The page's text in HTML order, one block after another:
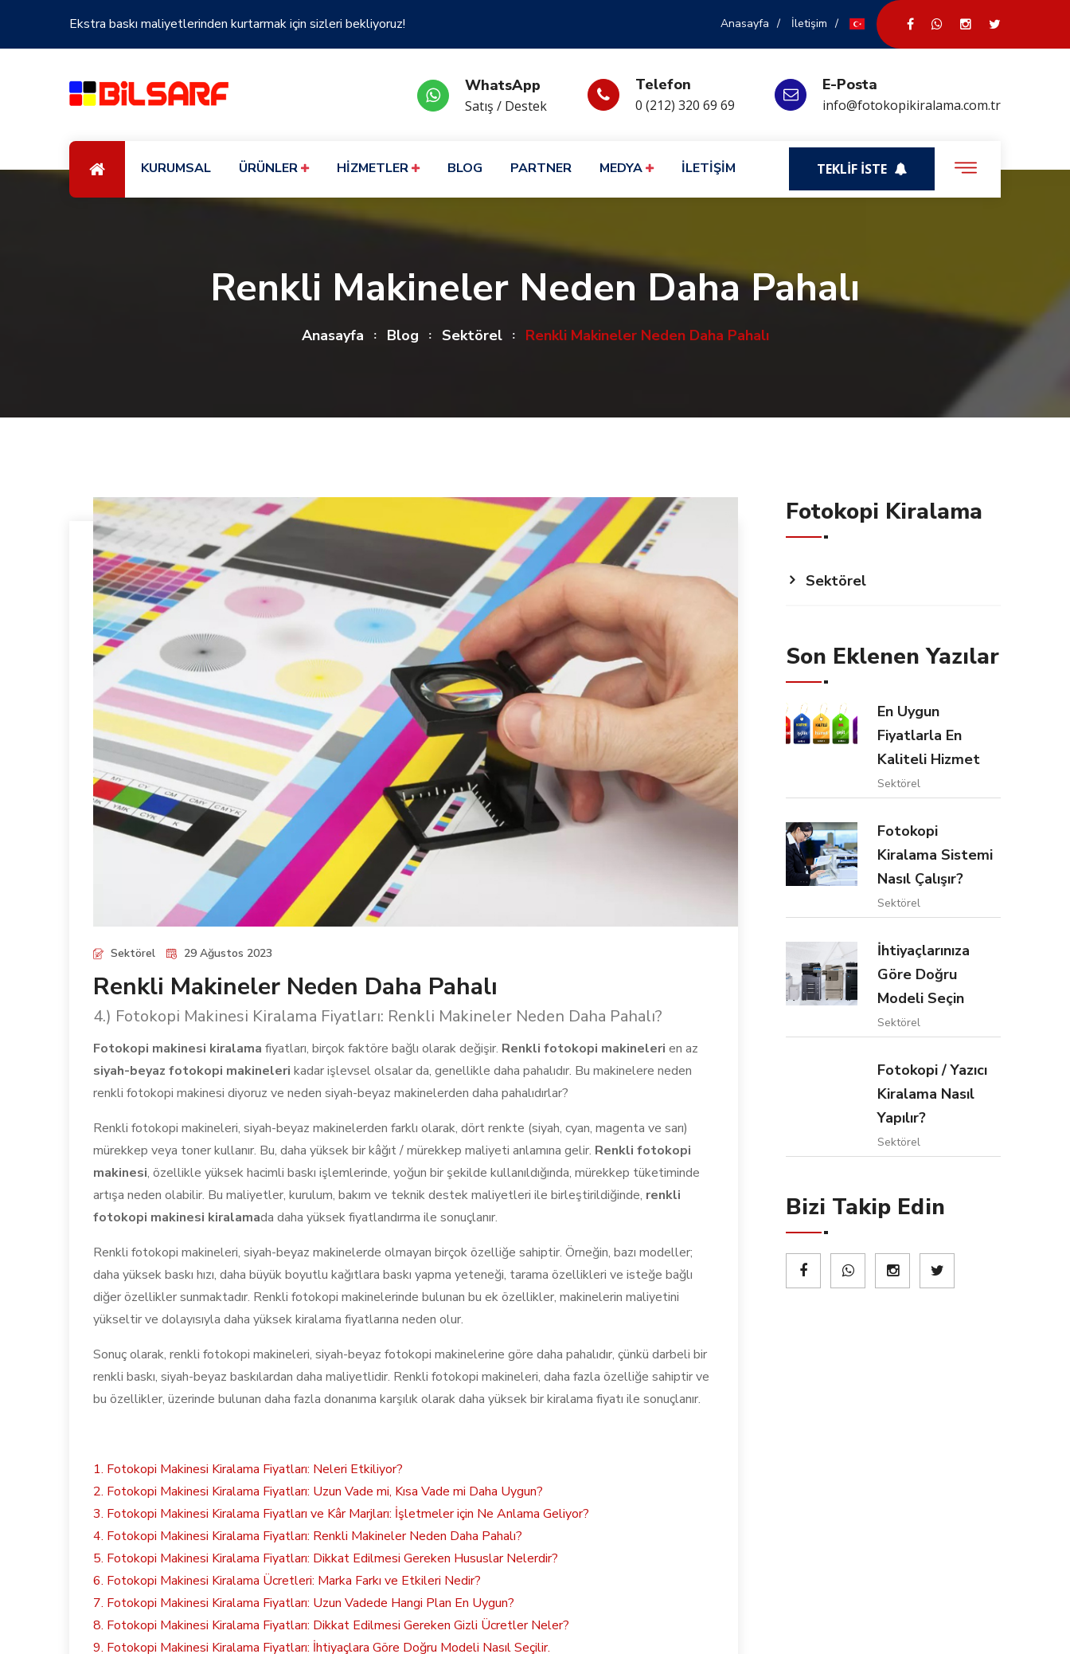
Ekstra baskı maliyetlerinden kurtarmak için sizleri bekliyoruz! Anasayfa İletişim
WhatsApp
Satış / Destek
Telefon
0 (212) 320 69 69
E-Posta
info@fotokopikiralama.com.tr
KURUMSAL ÜRÜNLER HİZMETLER BLOG PARTNER MEDYA İLETİŞİM TEKLİF İSTE
Renkli Makineler Neden Daha Pahalı
Anasayfa Blog Sektörel Renkli Makineler Neden Daha Pahalı
Sektörel 29 Ağustos 2023
Renkli Makineler Neden Daha Pahalı
4.) Fotokopi Makinesi Kiralama Fiyatları: Renkli Makineler Neden Daha Pahalı?
Fotokopi makinesi kiralama fiyatları, birçok faktöre bağlı olarak değişir. Renkli fotokopi makineleri en az
siyah-beyaz fotokopi makineleri kadar işlevsel olsalar da, genellikle daha pahalıdır. Bu makinelere neden
renkli fotokopi makinesi diyoruz ve neden siyah-beyaz makinelerden daha pahalıdırlar?
Renkli fotokopi makineleri, siyah-beyaz makinelerden farklı olarak, dört renkte (siyah, cyan, magenta ve sarı)
mürekkep veya toner kullanır. Bu, daha yüksek bir kâğıt / mürekkep maliyeti anlamına gelir. Renkli fotokopi
makinesi, özellikle yüksek hacimli baskı işlemlerinde, yoğun bir şekilde kullanıldığında, mürekkep tüketiminde
artışa neden olabilir. Bu maliyetler, kurulum, bakım ve teknik destek maliyetleri ile birleştirildiğinde, renkli
fotokopi makinesi kiralamada daha yüksek fiyatlandırma ile sonuçlanır.
Renkli fotokopi makineleri, siyah-beyaz makinelerde olmayan birçok özelliğe sahiptir. Örneğin, bazı modeller;
daha yüksek baskı hızı, daha büyük boyutlu kağıtlara baskı yapma yeteneği, tarama özellikleri ve isteğe bağlı
diğer özellikler sunmaktadır. Renkli fotokopi makinelerinde bulunan bu ek özellikler, makinelerin maliyetini
yükseltir ve dolayısıyla daha yüksek kiralama fiyatlarına neden olur.
Sonuç olarak, renkli fotokopi makineleri, siyah-beyaz fotokopi makinelerine göre daha pahalıdır, çünkü darbeli bir
renkli baskı, siyah-beyaz baskılardan daha maliyetlidir. Renkli fotokopi makineleri, daha fazla özelliğe sahiptir ve
bu özellikler, üzerinde bulunan daha fazla donanıma karşılık olarak daha yüksek bir kiralama fiyatı ile sonuçlanır.
1. Fotokopi Makinesi Kiralama Fiyatları: Neleri Etkiliyor?
2. Fotokopi Makinesi Kiralama Fiyatları: Uzun Vade mi, Kısa Vade mi Daha Uygun?
3. Fotokopi Makinesi Kiralama Fiyatları ve Kâr Marjları: İşletmeler için Ne Anlama Geliyor?
4. Fotokopi Makinesi Kiralama Fiyatları: Renkli Makineler Neden Daha Pahalı?
5. Fotokopi Makinesi Kiralama Fiyatları: Dikkat Edilmesi Gereken Hususlar Nelerdir?
6. Fotokopi Makinesi Kiralama Ücretleri: Marka Farkı ve Etkileri Nedir?
7. Fotokopi Makinesi Kiralama Fiyatları: Uzun Vadede Hangi Plan En Uygun?
8. Fotokopi Makinesi Kiralama Fiyatları: Dikkat Edilmesi Gereken Gizli Ücretler Neler?
9. Fotokopi Makinesi Kiralama Fiyatları: İhtiyaçlara Göre Doğru Modeli Nasıl Seçilir.
Fotokopi Kiralama
Sektörel
Son Eklenen Yazılar
En Uygun
Fiyatlarla En
Kaliteli Hizmet
Sektörel
Fotokopi
Kiralama Sistemi
Nasıl Çalışır?
Sektörel
İhtiyaçlarınıza
Göre Doğru
Modeli Seçin
Sektörel
Fotokopi / Yazıcı
Kiralama Nasıl
Yapılır?
Sektörel
Bizi Takip Edin